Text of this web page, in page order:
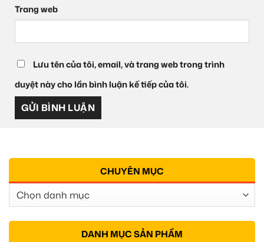
Trang web
Lưu tên của tôi, email, và trang web trong trình
duyệt này cho lần bình luận kế tiếp của tôi.
CHUYÊN MỤC
Chuyên
Mục
DANH MỤC SẢN PHẨM